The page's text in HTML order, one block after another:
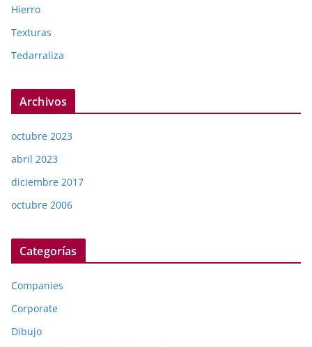
Hierro
Texturas
Tedarraliza
Archivos
octubre 2023
abril 2023
diciembre 2017
octubre 2006
Categorías
Companies
Corporate
Dibujo